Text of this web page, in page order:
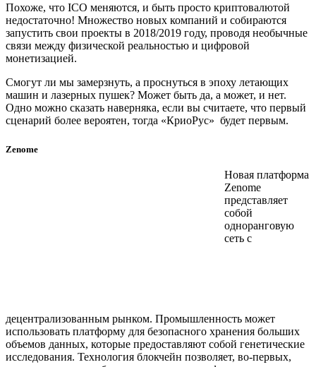
Похоже, что ICO меняются, и быть просто криптовалютой
недостаточно! Множество новых компаний и собираются
запустить свои проекты в 2018/2019 году, проводя необычные
связи между физической реальностью и цифровой
монетизацией.
Смогут ли мы замерзнуть, а проснуться в эпоху летающих
машин и лазерных пушек? Может быть да, а может, и нет.
Одно можно сказать наверняка, если вы считаете, что первый
сценарий более вероятен, тогда «КриоРус» будет первым.
Zenome
Новая платформа
Zenome
представляет
собой
одноранговую
сеть с
децентрализованным рынком. Промышленность может
использовать платформу для безопасного хранения больших
объемов данных, которые предоставляют собой генетические
исследования. Технология блокчейн позволяет, во-первых,